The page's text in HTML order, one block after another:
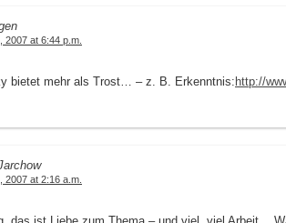
2007 at 6:44 p.m.
bietet mehr als Trost… – z. B. Erkenntnis: http://
2007 at 2:16 a.m.